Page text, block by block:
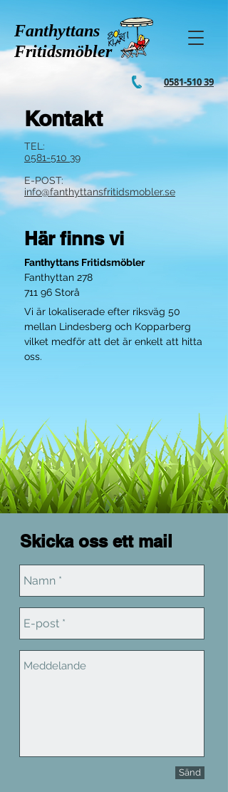
Fanthyttans
Fritidsmöbler
0581-510 39
Kontakt
TEL:
0581-510 39
E-POST:
info@fanthyttansfritidsmobler.se
Här finns vi
Fanthyttans Fritidsmöbler
Fanthyttan 278
711 96 Storå
Vi är lokaliserade efter riksväg 50
mellan Lindesberg och Kopparberg
vilket medför att det är enkelt att hitta
oss.
Skicka oss ett mail
Sänd